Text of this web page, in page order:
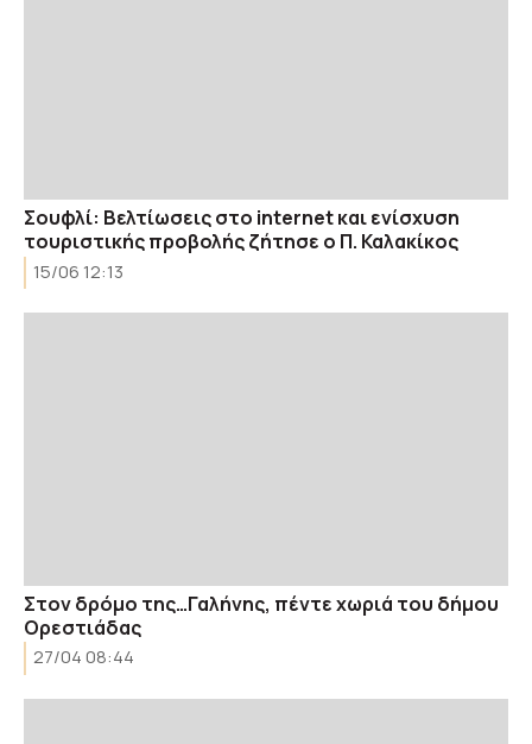
Σουφλί: Βελτίωσεις στο internet και ενίσχυση
τουριστικής προβολής ζήτησε ο Π. Καλακίκος
15/06 12:13
Στον δρόμο της…Γαλήνης, πέντε χωριά του δήμου
Ορεστιάδας
27/04 08:44